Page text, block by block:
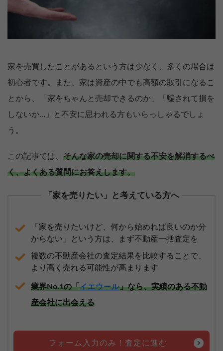
家を売買したことがあるという方は少なく、多くの場合は
初心者です。また、家は資産の中でも高額の取引になるこ
とから、「家をちゃんと売却できるのか」「騙されて損を
しないか…」と不安に思われる方もいらっしゃるでしょ
う。
この記事では、 そんな家の売却に関する不安を解消するべ
く、よくある質問にお答えします。
「家を売りたい」と考えている方へ
「家を売りたいけど、何から始めれば良いのか分
からない」という方は、まず不動産一括査定を
複数の不動産会社の査定結果を比較することで、
より高く売れる可能性が高まります
業界No.1の「イエウール」なら、実績のある不動
産会社に出会える
フォーム入力のみ！査定に進む